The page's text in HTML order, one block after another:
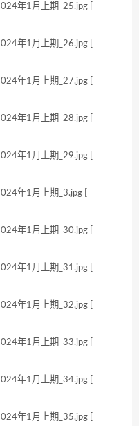
年1月上期_25.jpg [
年1月上期_26.jpg [
年1月上期_27.jpg [
年1月上期_28.jpg [
年1月上期_29.jpg [
年1月上期_3.jpg [
年1月上期_30.jpg [
年1月上期_31.jpg [
年1月上期_32.jpg [
年1月上期_33.jpg [
年1月上期_34.jpg [
年1月上期_35.jpg [